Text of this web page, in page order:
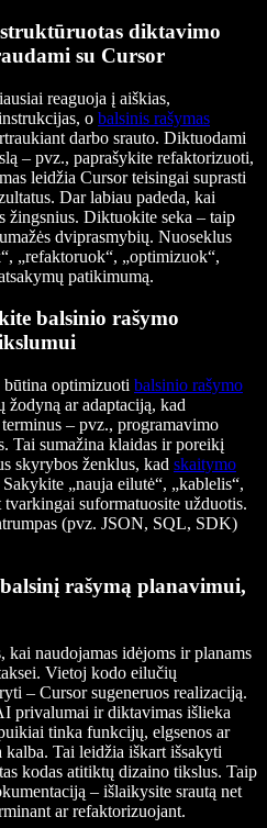
diktavimo
su Cursor
reaguoja į aiškias,
o balsinis rašymas
darbo srauto. Diktuodami
– pvz., paprašykite refaktorizuoti,
leidžia Cursor teisingai suprasti
Dar labiau padeda, kai
žingsnius. Diktuokite seka – taip
dviprasmybių. Nuoseklus
„refaktoruok“, „optimizuok“,
patikimumą.
balsinio rašymo
optimizuoti balsinio rašymo
ar adaptaciją, kad
– pvz., programavimo
Tai sumažina klaidas ir poreikį
skyrybos ženklus, kad skaitymo
„nauja eilutė“, „kablelis“,
tvarkingai suformatuosite užduotis.
(pvz. JSON, SQL, SDK)
rašymą planavimui,
kai naudojamas idėjoms ir planams
Vietoj kodo eilučių
– Cursor sugeneruos realizaciją.
privalumai ir diktavimas išlieka
tinka funkcijų, elgsenos ar
Tai leidžia iškart išsakyti
kodas atitiktų dizaino tikslus. Taip
– išlaikysite srautą net
ar refaktorizuojant.